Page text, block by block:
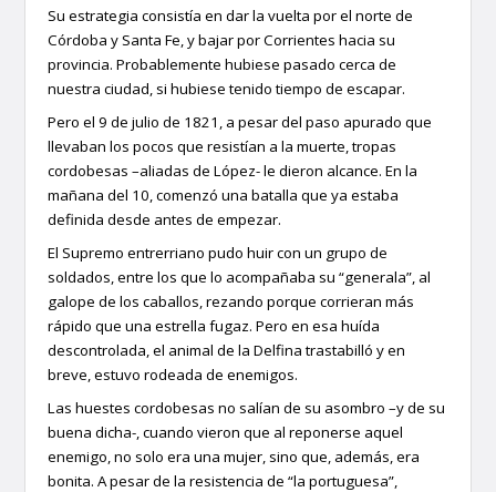
Su estrategia consistía en dar la vuelta por el norte de
Córdoba y Santa Fe, y bajar por Corrientes hacia su
provincia. Probablemente hubiese pasado cerca de
nuestra ciudad, si hubiese tenido tiempo de escapar.
Pero el 9 de julio de 1821, a pesar del paso apurado que
llevaban los pocos que resistían a la muerte, tropas
cordobesas –aliadas de López- le dieron alcance. En la
mañana del 10, comenzó una batalla que ya estaba
definida desde antes de empezar.
El Supremo entrerriano pudo huir con un grupo de
soldados, entre los que lo acompañaba su “generala”, al
galope de los caballos, rezando porque corrieran más
rápido que una estrella fugaz. Pero en esa huída
descontrolada, el animal de la Delfina trastabilló y en
breve, estuvo rodeada de enemigos.
Las huestes cordobesas no salían de su asombro –y de su
buena dicha-, cuando vieron que al reponerse aquel
enemigo, no solo era una mujer, sino que, además, era
bonita. A pesar de la resistencia de “la portuguesa”,